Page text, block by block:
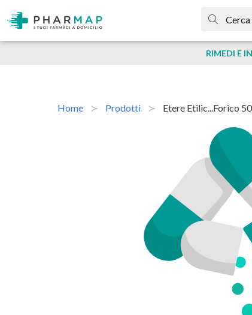
RIMEDI E
Home Prodotti Etere Etilic...forico